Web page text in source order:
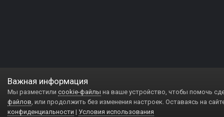
Важная информация
Мы разместили cookie-файлы на ваше устройство, чтобы помочь
файлов, или продолжить без изменения настроек. Оставаясь на
конфиденциальности | Условия использования